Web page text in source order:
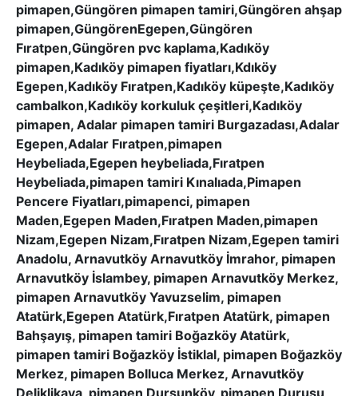
pimapen,Güngören pimapen tamiri,Güngören ahşap
pimapen,GüngörenEgepen,Güngören
Fıratpen,Güngören pvc kaplama,Kadıköy
pimapen,Kadıköy pimapen fiyatları,Kdıköy
Egepen,Kadıköy Fıratpen,Kadıköy küpeşte,Kadıköy
cambalkon,Kadıköy korkuluk çeşitleri,Kadıköy
pimapen, Adalar pimapen tamiri Burgazadası,Adalar
Egepen,Adalar Fıratpen,pimapen
Heybeliada,Egepen heybeliada,Fıratpen
Heybeliada,pimapen tamiri Kınalıada,Pimapen
Pencere Fiyatları,pimapenci, pimapen
Maden,Egepen Maden,Fıratpen Maden,pimapen
Nizam,Egepen Nizam,Fıratpen Nizam,Egepen tamiri
Anadolu, Arnavutköy Arnavutköy İmrahor, pimapen
Arnavutköy İslambey, pimapen Arnavutköy Merkez,
pimapen Arnavutköy Yavuzselim, pimapen
Atatürk,Egepen Atatürk,Fıratpen Atatürk, pimapen
Bahşayış, pimapen tamiri Boğazköy Atatürk,
pimapen tamiri Boğazköy İstiklal, pimapen Boğazköy
Merkez, pimapen Bolluca Merkez, Arnavutköy
Deliklikaya, pimapen Dursunköy, pimapen Durusu